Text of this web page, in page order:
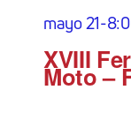
XVIII
Moto –
mayo 21-